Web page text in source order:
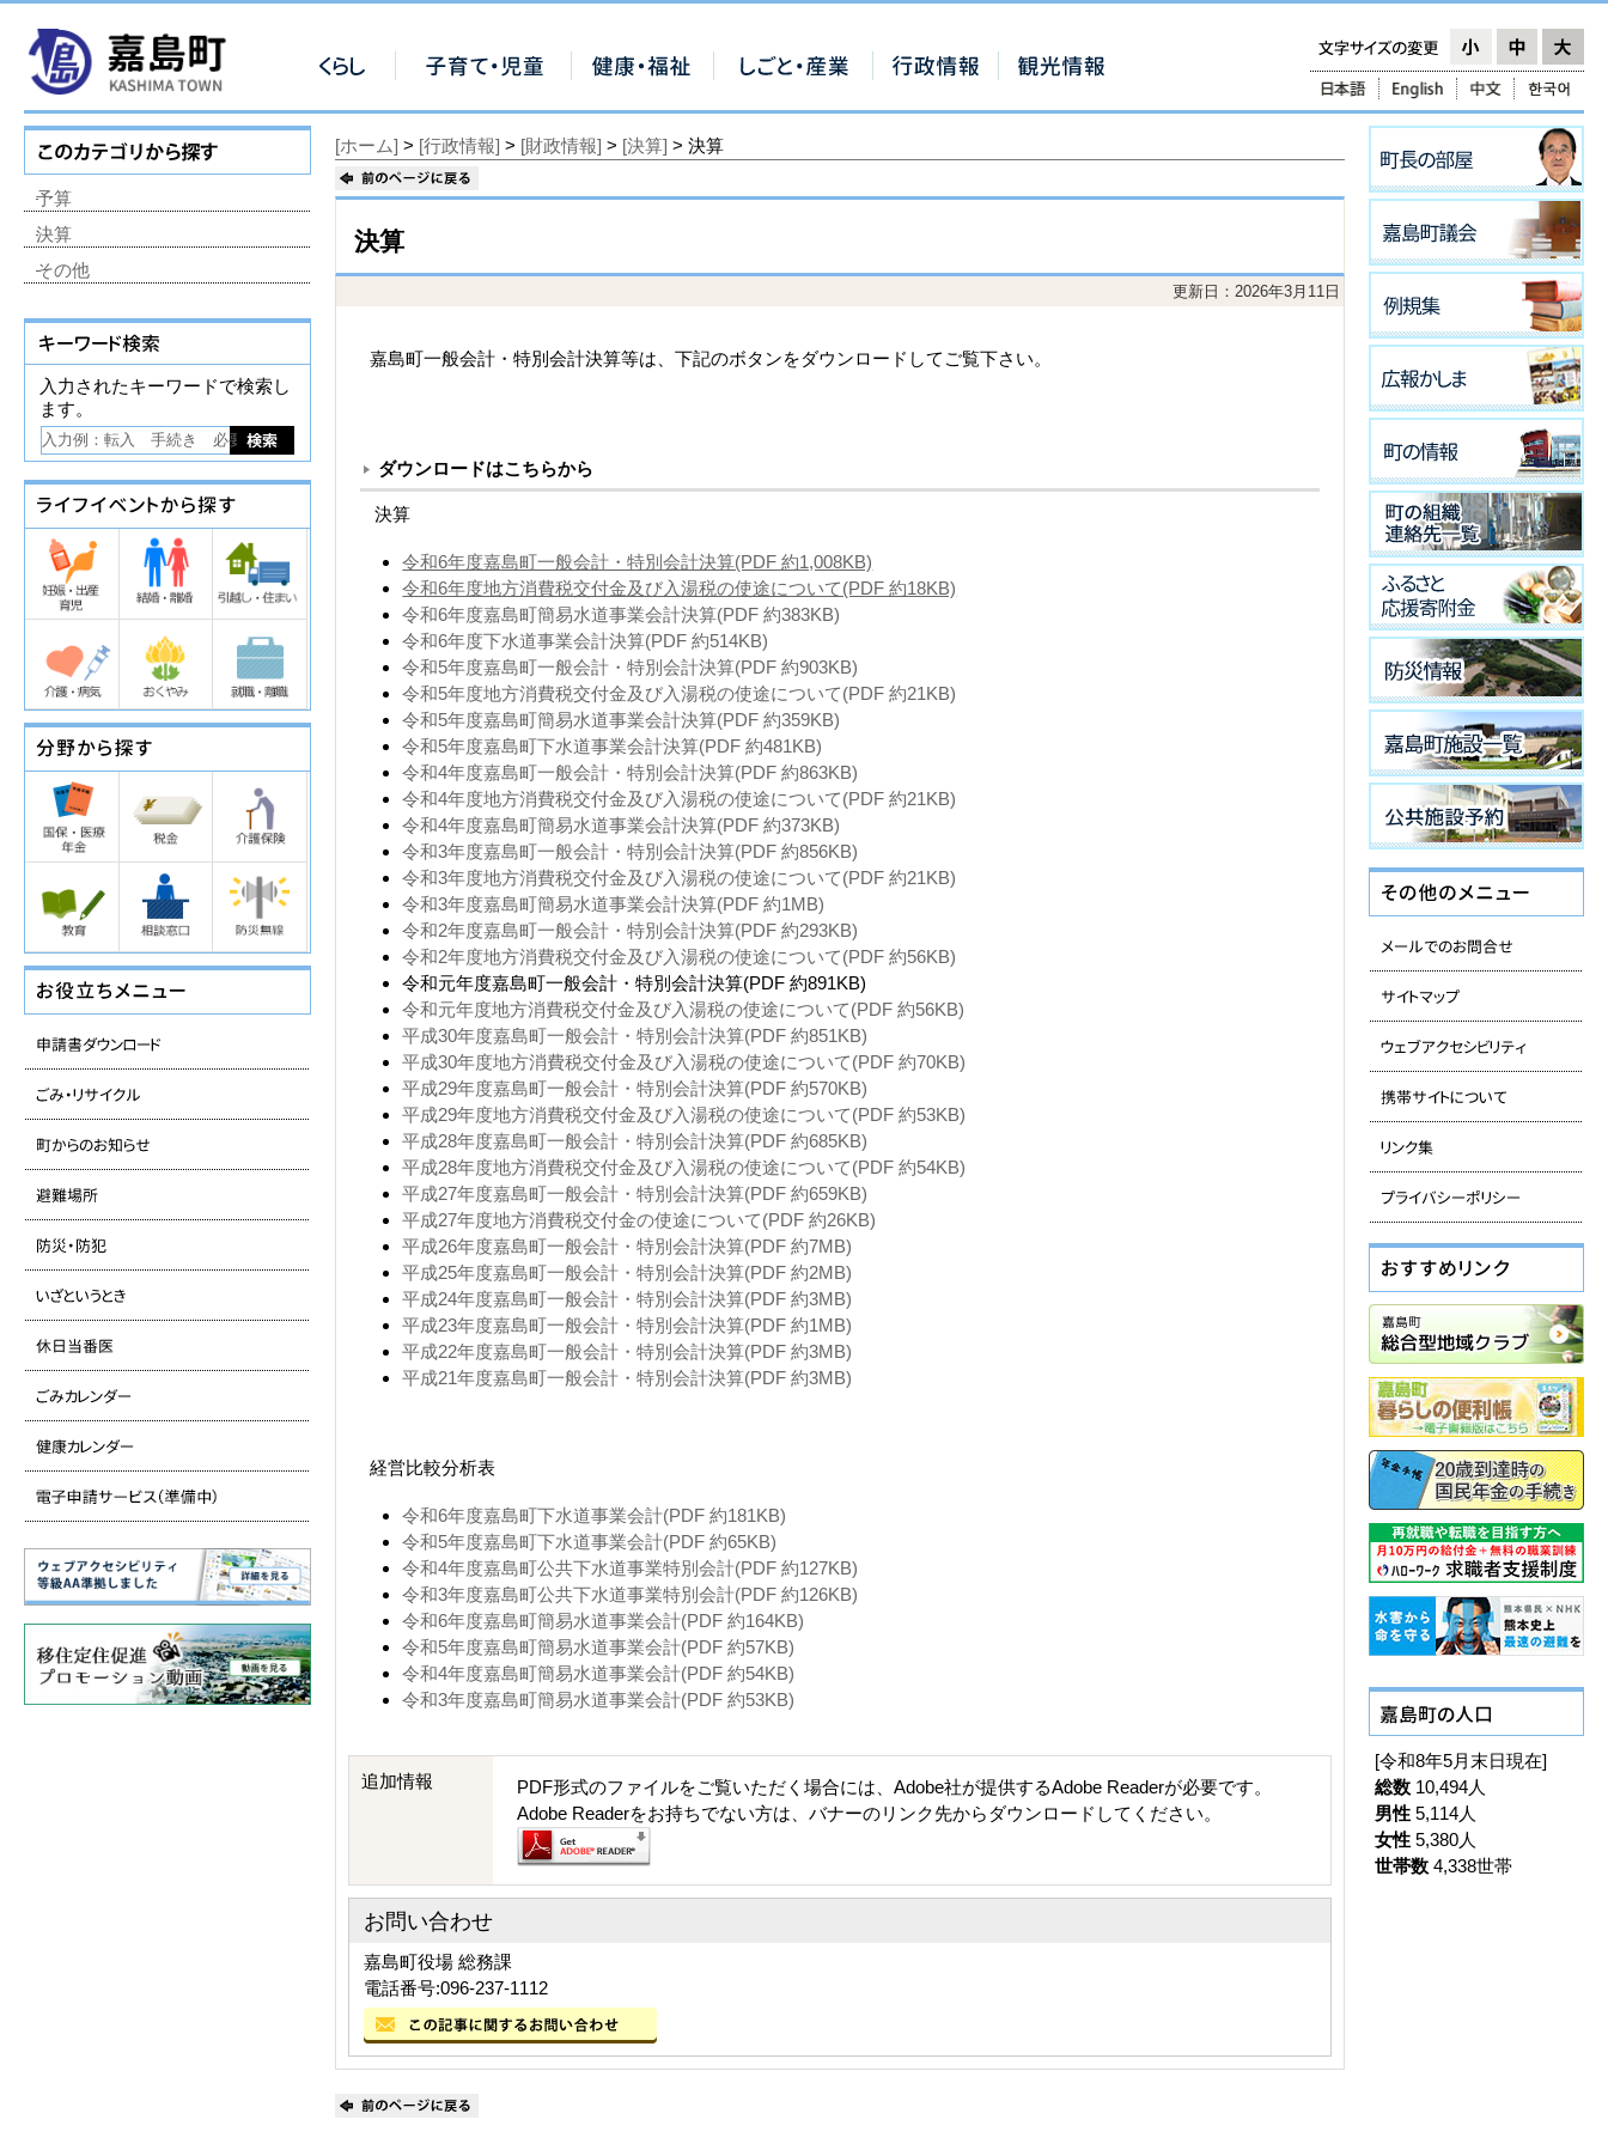
[ホーム] > [行政情報] > [財政情報] > [決算] > 決算
決算
更新日：2026年3月11日
嘉島町一般会計・特別会計決算等は、下記のボタンをダウンロードしてご覧下さい。
ダウンロードはこちらから
決算
令和6年度嘉島町一般会計・特別会計決算(PDF 約1,008KB)
令和6年度地方消費税交付金及び入湯税の使途について(PDF 約18KB)
令和6年度嘉島町簡易水道事業会計決算(PDF 約383KB)
令和6年度下水道事業会計決算(PDF 約514KB)
令和5年度嘉島町一般会計・特別会計決算(PDF 約903KB)
令和5年度地方消費税交付金及び入湯税の使途について(PDF 約21KB)
令和5年度嘉島町簡易水道事業会計決算(PDF 約359KB)
令和5年度嘉島町下水道事業会計決算(PDF 約481KB)
令和4年度嘉島町一般会計・特別会計決算(PDF 約863KB)
令和4年度地方消費税交付金及び入湯税の使途について(PDF 約21KB)
令和4年度嘉島町簡易水道事業会計決算(PDF 約373KB)
令和3年度嘉島町一般会計・特別会計決算(PDF 約856KB)
令和3年度地方消費税交付金及び入湯税の使途について(PDF 約21KB)
令和3年度嘉島町簡易水道事業会計決算(PDF 約1MB)
令和2年度嘉島町一般会計・特別会計決算(PDF 約293KB)
令和2年度地方消費税交付金及び入湯税の使途について(PDF 約56KB)
令和元年度嘉島町一般会計・特別会計決算(PDF 約891KB)
令和元年度地方消費税交付金及び入湯税の使途について(PDF 約56KB)
平成30年度嘉島町一般会計・特別会計決算(PDF 約851KB)
平成30年度地方消費税交付金及び入湯税の使途について(PDF 約70KB)
平成29年度嘉島町一般会計・特別会計決算(PDF 約570KB)
平成29年度地方消費税交付金及び入湯税の使途について(PDF 約53KB)
平成28年度嘉島町一般会計・特別会計決算(PDF 約685KB)
平成28年度地方消費税交付金及び入湯税の使途について(PDF 約54KB)
平成27年度嘉島町一般会計・特別会計決算(PDF 約659KB)
平成27年度地方消費税交付金の使途について(PDF 約26KB)
平成26年度嘉島町一般会計・特別会計決算(PDF 約7MB)
平成25年度嘉島町一般会計・特別会計決算(PDF 約2MB)
平成24年度嘉島町一般会計・特別会計決算(PDF 約3MB)
平成23年度嘉島町一般会計・特別会計決算(PDF 約1MB)
平成22年度嘉島町一般会計・特別会計決算(PDF 約3MB)
平成21年度嘉島町一般会計・特別会計決算(PDF 約3MB)
経営比較分析表
令和6年度嘉島町下水道事業会計(PDF 約181KB)
令和5年度嘉島町下水道事業会計(PDF 約65KB)
令和4年度嘉島町公共下水道事業特別会計(PDF 約127KB)
令和3年度嘉島町公共下水道事業特別会計(PDF 約126KB)
令和6年度嘉島町簡易水道事業会計(PDF 約164KB)
令和5年度嘉島町簡易水道事業会計(PDF 約57KB)
令和4年度嘉島町簡易水道事業会計(PDF 約54KB)
令和3年度嘉島町簡易水道事業会計(PDF 約53KB)
追加情報
PDF形式のファイルをご覧いただく場合には、Adobe社が提供するAdobe Readerが必要です。
Adobe Readerをお持ちでない方は、バナーのリンク先からダウンロードしてください。
お問い合わせ
嘉島町役場 総務課
電話番号:096-237-1112
[令和8年5月末日現在]
総数 10,494人
男性 5,114人
女性 5,380人
世帯数 4,338世帯
予算
決算
その他
入力されたキーワードで検索し
ます。